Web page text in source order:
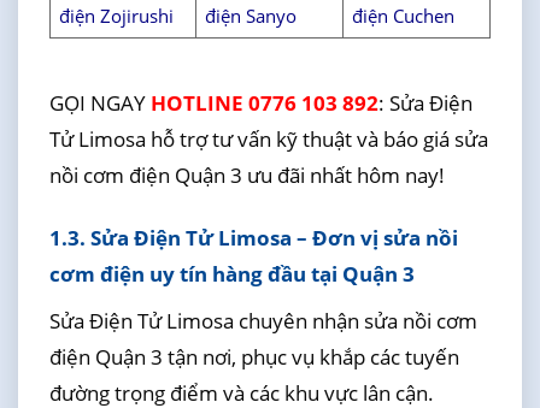
điện Zojirushi
điện Sanyo
điện Cuchen
GỌI NGAY HOTLINE 0776 103 892: Sửa Điện
Tử Limosa hỗ trợ tư vấn kỹ thuật và báo giá sửa
nồi cơm điện Quận 3 ưu đãi nhất hôm nay!
1.3. Sửa Điện Tử Limosa – Đơn vị sửa nồi
cơm điện uy tín hàng đầu tại Quận 3
Sửa Điện Tử Limosa chuyên nhận sửa nồi cơm
điện Quận 3 tận nơi, phục vụ khắp các tuyến
đường trọng điểm và các khu vực lân cận.